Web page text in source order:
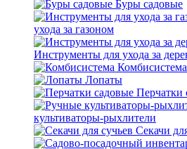
Буры садовые
ухода за газоном
Инструменты для ухода за
Комбисистема
Лопаты
Перчатки
культиваторы-рыхлители
Секачи